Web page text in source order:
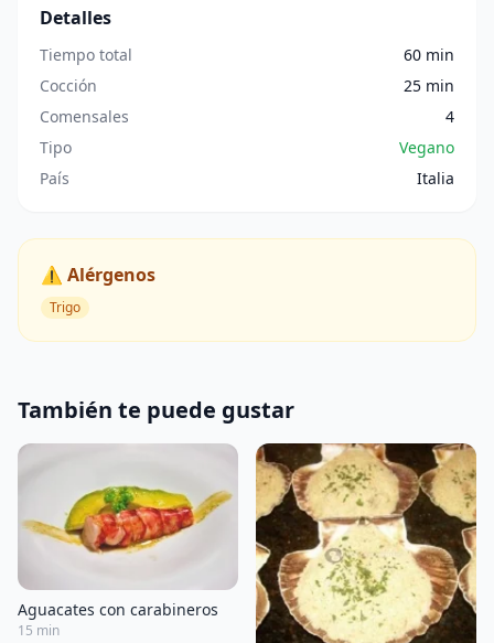
Detalles
Tiempo total
60 min
Cocción
25 min
Comensales
4
Tipo
Vegano
País
Italia
⚠️ Alérgenos
Trigo
También te puede gustar
Aguacates con carabineros
15 min